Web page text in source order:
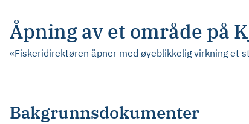
Åpning av et område på
«Fiskeridirektøren åpner med øyeblikkelig virkning et
Bakgrunnsdokumenter